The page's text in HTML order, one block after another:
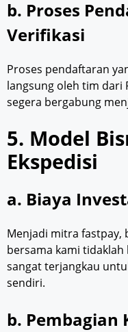
b. Proses
Verifikasi
Proses pendaftaran
langsung oleh tim dari
segera bergabung
5. Model
Ekspedisi
a. Biaya
Menjadi mitra fastpay,
bersama kami tidaklah
sangat terjangkau
sendiri.
b. Pembagian